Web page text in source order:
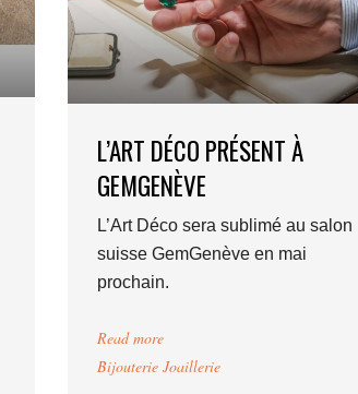
L’ART DÉCO PRÉSENT À
GEMGENÈVE
L’Art Déco sera sublimé au salon
suisse GemGenève en mai
prochain.
Read more
Bijouterie Joaillerie